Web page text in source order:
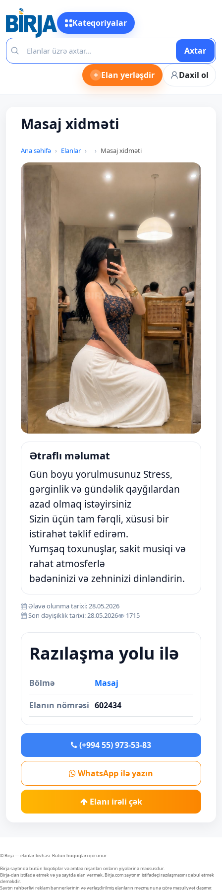
Kateqoriyalar
Axtar
+ Elan yerləşdir Daxil ol
Masaj xidməti
Ana səhifə Elanlar Masaj xidməti
Ətraflı məlumat
Gün boyu yorulmusunuz Stress,
gərginlik və gündəlik qayğılardan
azad olmaq istəyirsiniz
Sizin üçün tam fərqli, xüsusi bir
istirahət təklif edirəm.
Yumşaq toxunuşlar, sakit musiqi və
rahat atmosferlə
bədəninizi və zehninizi dinləndirin.
Əlavə olunma tarixi: 28.05.2026
Son dəyişiklik tarixi: 28.05.2026
1715
Razılaşma yolu ilə
Bölmə Masaj
Elanın nömrəsi 602434
(+994 55) 973-53-83
WhatsApp ilə yazın
Elanı irəli çək
© Birja — elanlar lövhəsi. Bütün hüquqları qorunur
Birja saytında bütün loqotiplər və əmtəə nişanları onların yiyələrinə məxsusdur.
Birja-dan istifadə etmək və ya saytda elan vermək, Birja.com saytının istifadəçi razılaşmasını qəbul etmək
deməkdir.
Saytın rəhbərliyi reklam bannerlərinin və yerləşdirilmiş elanların məzmununa görə məsuliyyət daşımır.